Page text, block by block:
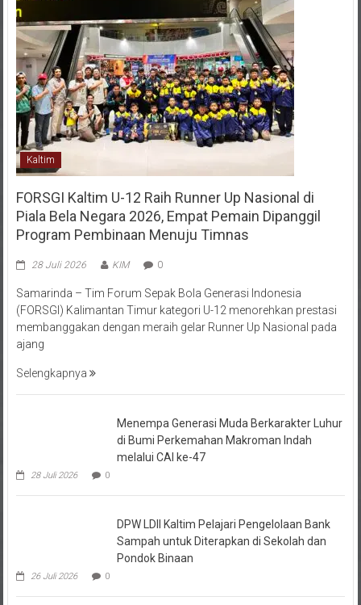
Kaltim
FORSGI Kaltim U-12 Raih Runner Up Nasional di
Piala Bela Negara 2026, Empat Pemain Dipanggil
Program Pembinaan Menuju Timnas
28 Juli 2026 KIM 0
Samarinda – Tim Forum Sepak Bola Generasi Indonesia
(FORSGI) Kalimantan Timur kategori U-12 menorehkan prestasi
membanggakan dengan meraih gelar Runner Up Nasional pada
ajang
Selengkapnya
Menempa Generasi Muda Berkarakter Luhur
di Bumi Perkemahan Makroman Indah
melalui CAI ke-47
28 Juli 2026 0
DPW LDII Kaltim Pelajari Pengelolaan Bank
Sampah untuk Diterapkan di Sekolah dan
Pondok Binaan
26 Juli 2026 0